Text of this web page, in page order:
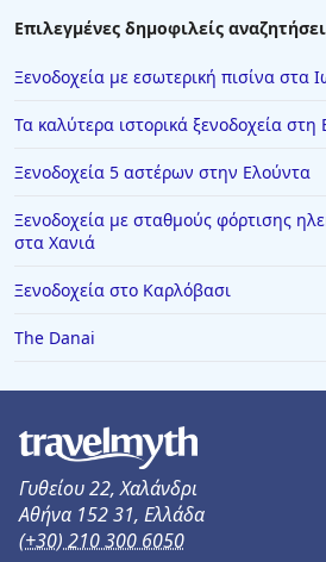
Ξενοδοχεία στη Δράμα
Ξενοδοχεία στη Σύμη
Ξενοδοχεία στη Βενετία
Ξενοδοχεία στην Κουρούτα
Ξενοδοχεία στην Άφυτο
Ξενοδοχεία στην Παύλιανη
Ξενοδοχεία στη Βυτίνα
Ξενοδοχεία στη Θήβα
Ξενοδοχεία στη Νεάπολη
Ξενοδοχεία στο Μαρμάρι
Επιλεγμένες δημοφιλείς
Ξενοδοχεία με εσωτερική πισίνα στα
Τα καλύτερα ιστορικά ξενοδοχεία στη
Ξενοδοχεία 5 αστέρων στην Ελούντα
Ξενοδοχεία με σταθμούς φόρτισης
στα Χανιά
Ξενοδοχεία στο Καρλόβασι
The Danai
Γυθείου 22, Χαλάνδρι
Αθήνα 152 31, Ελλάδα
(+30) 210 300 6050